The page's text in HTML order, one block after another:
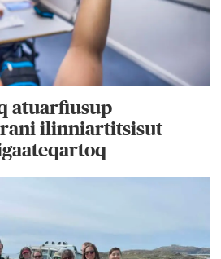
atuarfiusup
ilinniartitsisut